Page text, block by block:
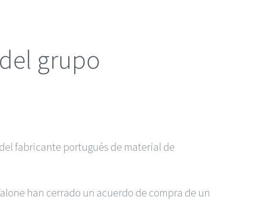
grupo
fabricante portugués de material de
han cerrado un acuerdo de compra de un